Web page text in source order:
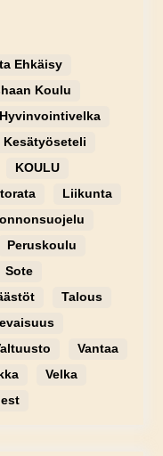
Ehkäisy
Koulu
Hyvinvointivelka
Kesätyöseteli
KOULU
Liikunta
Peruskoulu
Sote
Talous
Vantaa
Velka